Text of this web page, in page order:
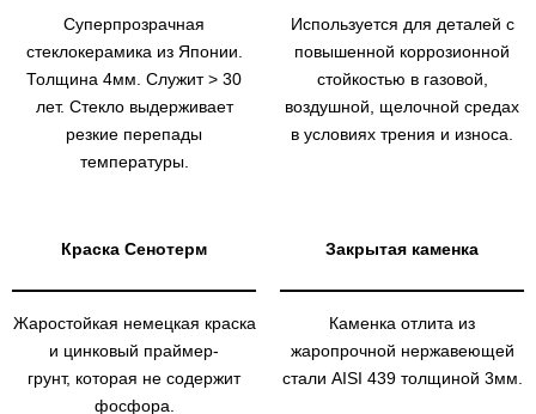
Суперпрозрачная
стеклокерамика из Японии.
Толщина 4мм. Служит > 30
лет. Стекло выдерживает
резкие перепады
температуры.
Используется для деталей с
повышенной коррозионной
стойкостью в газовой,
воздушной, щелочной средах
в условиях трения и износа.
Краска Сенотерм
Жаростойкая немецкая краска
и цинковый праймер-
грунт, которая не содержит
фосфора.
Закрытая каменка
Каменка отлита из
жаропрочной нержавеющей
стали AISI 439 толщиной 3мм.